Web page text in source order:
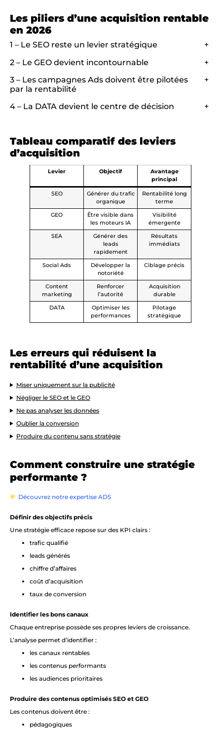
Les piliers d’une acquisition rentable
en 2026
1 – Le SEO reste un levier stratégique
+
2 – Le GEO devient incontournable
+
3 – Les campagnes Ads doivent être pilotées
par la rentabilité
+
4 – La DATA devient le centre de décision +
Tableau comparatif des leviers
d’acquisition
Levier Objectif
Avantage
principal
SEO
Générer du trafic
organique
Rentabilité long
terme
GEO
Être visible dans
les moteurs IA
Visibilité
émergente
SEA
Générer des
leads
rapidement
Résultats
immédiats
Social Ads
Développer la
notoriété
Ciblage précis
Content
marketing
Renforcer
l’autorité
Acquisition
durable
DATA
Optimiser les
performances
Pilotage
stratégique
Les erreurs qui réduisent la
rentabilité d’une acquisition
Miser uniquement sur la publicité
Négliger le SEO et le GEO
Ne pas analyser les données
Oublier la conversion
Produire du contenu sans stratégie
Comment construire une stratégie
performante ?
Découvrez notre expertise ADS
Définir des objectifs précis
Une stratégie efficace repose sur des KPI clairs :
trafic qualifié
leads générés
chiffre d’affaires
coût d’acquisition
taux de conversion
Identifier les bons canaux
Chaque entreprise possède ses propres leviers de croissance.
L’analyse permet d’identifier :
les canaux rentables
les contenus performants
les audiences prioritaires
Produire des contenus optimisés SEO et GEO
Les contenus doivent être :
pédagogiques